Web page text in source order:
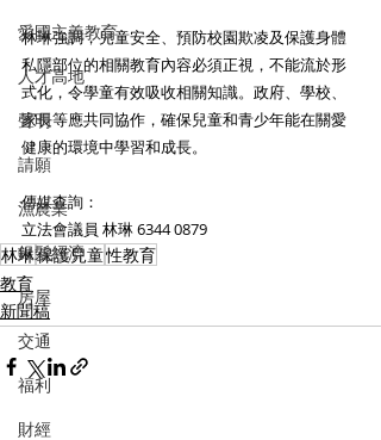
愛國主義教育
人才高地
聲明
請願
漁農業
銀髮經濟
房屋
交通
福利
財經
林琳強調，兒童安全、預防校園欺凌及保護身體
私隱部位的相關教育內容必須正視，不能流於形
式化，令學童有效吸收相關知識。政府、學校、
家長等應共同協作，確保兒童和青少年能在關愛
健康的環境中學習和成長。
傳媒查詢：
立法會議員 林琳 6344 0879
林琳保護兒童性教育
教育
新聞稿